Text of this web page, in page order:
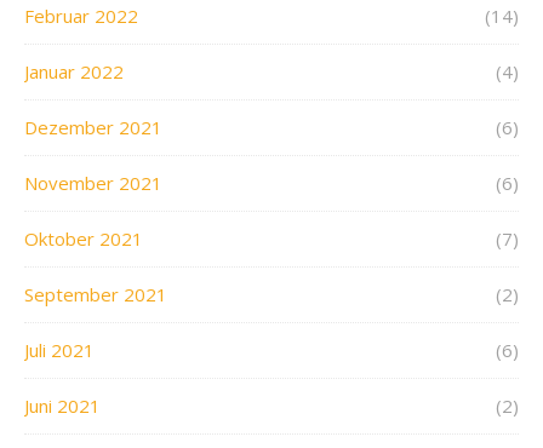
Februar 2022 (14)
Januar 2022 (4)
Dezember 2021 (6)
November 2021 (6)
Oktober 2021 (7)
September 2021 (2)
Juli 2021 (6)
Juni 2021 (2)